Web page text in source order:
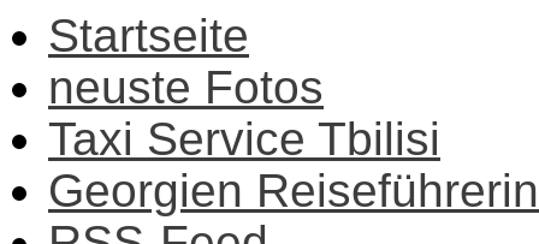
Startseite
neuste Fotos
Taxi Service Tbilisi
Georgien Reiseführerin